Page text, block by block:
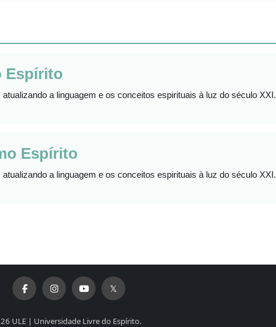
Espírito
a linguagem e os conceitos espirituais à luz do século XXI.
Espírito
a linguagem e os conceitos espirituais à luz do século XXI.
ULE | Universidade Livre do Espírito.